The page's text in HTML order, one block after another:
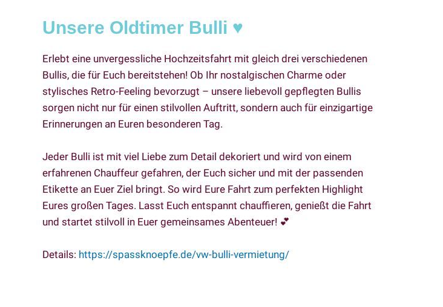
Unsere Oldtimer Bulli ♥
Erlebt eine unvergessliche Hochzeitsfahrt mit gleich drei verschiedenen
Bullis, die für Euch bereitstehen! Ob Ihr nostalgischen Charme oder
stylisches Retro-Feeling bevorzugt – unsere liebevoll gepflegten Bullis
sorgen nicht nur für einen stilvollen Auftritt, sondern auch für einzigartige
Erinnerungen an Euren besonderen Tag.
Jeder Bulli ist mit viel Liebe zum Detail dekoriert und wird von einem
erfahrenen Chauffeur gefahren, der Euch sicher und mit der passenden
Etikette an Euer Ziel bringt. So wird Eure Fahrt zum perfekten Highlight
Eures großen Tages. Lasst Euch entspannt chauffieren, genießt die Fahrt
und startet stilvoll in Euer gemeinsames Abenteuer! 💕
Details: https://spassknoepfe.de/vw-bulli-vermietung/